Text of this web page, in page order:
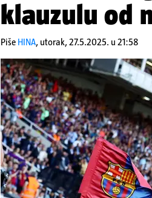
klauzulu od
Piše HINA, utorak, 27.5.2025. u 21:58